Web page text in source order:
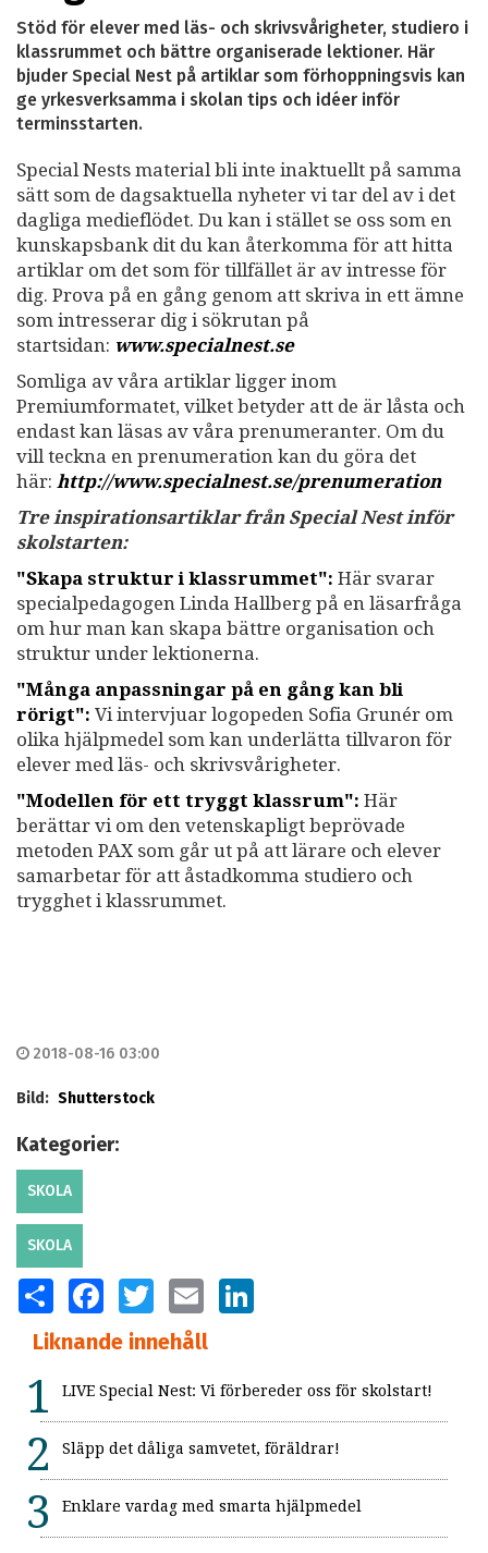
Stöd för elever med läs- och skrivsvårigheter, studiero i
klassrummet och bättre organiserade lektioner. Här
bjuder Special Nest på artiklar som förhoppningsvis kan
ge yrkesverksamma i skolan tips och idéer inför
terminsstarten.
Special Nests material bli inte inaktuellt på samma
sätt som de dagsaktuella nyheter vi tar del av i det
dagliga medieflödet. Du kan i stället se oss som en
kunskapsbank dit du kan återkomma för att hitta
artiklar om det som för tillfället är av intresse för
dig. Prova på en gång genom att skriva in ett ämne
som intresserar dig i sökrutan på
startsidan: www.specialnest.se
Somliga av våra artiklar ligger inom
Premiumformatet, vilket betyder att de är låsta och
endast kan läsas av våra prenumeranter. Om du
vill teckna en prenumeration kan du göra det
här: http://www.specialnest.se/prenumeration
Tre inspirationsartiklar från Special Nest inför
skolstarten:
"Skapa struktur i klassrummet": Här svarar
specialpedagogen Linda Hallberg på en läsarfråga
om hur man kan skapa bättre organisation och
struktur under lektionerna.
"Många anpassningar på en gång kan bli
rörigt": Vi intervjuar logopeden Sofia Grunér om
olika hjälpmedel som kan underlätta tillvaron för
elever med läs- och skrivsvårigheter.
"Modellen för ett tryggt klassrum": Här
berättar vi om den vetenskapligt beprövade
metoden PAX som går ut på att lärare och elever
samarbetar för att åstadkomma studiero och
trygghet i klassrummet.
2018-08-16 03:00
Bild: Shutterstock
Kategorier:
SKOLA
SKOLA
SHARE FACEBOOKTWITTER EMAIL
Liknande innehåll
LIVE Special Nest: Vi förbereder oss för skolstart!
Släpp det dåliga samvetet, föräldrar!
Enklare vardag med smarta hjälpmedel